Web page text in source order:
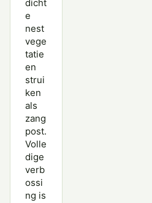
dicht
e
nest
vege
tatie
en
strui
ken
als
zang
post.
Volle
dige
verb
ossi
ng is